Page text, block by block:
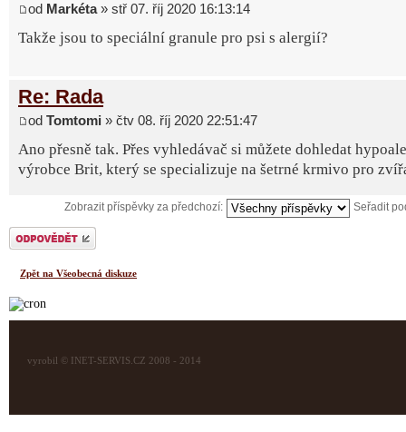
od Markéta» stř 07. říj 2020 16:13:14
Takže jsou to speciální granule pro psi s alergií?
Re: Rada
od Tomtomi » čtv 08. říj 2020 22:51:47
Ano přesně tak. Přes vyhledávač si můžete dohledat
výrobce Brit, který se specializuje na šetrné krmivo pro
Zobrazit příspěvky za předchozí: Seřadit
Odeslat odpověď
Zpět na Všeobecná diskuze
vyrobil © INET-SERVIS.CZ 2008 - 2014